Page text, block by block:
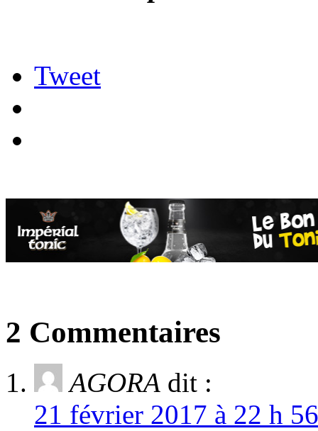
Tweet
2 Commentaires
AGORA dit :
21 février 2017 à 22 h